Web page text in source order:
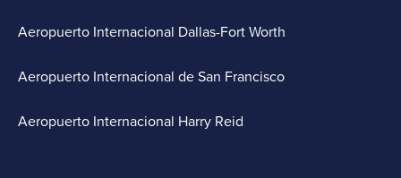
Aeropuerto Internacional Dallas-Fort Worth
Aeropuerto Internacional de San Francisco
Aeropuerto Internacional Harry Reid